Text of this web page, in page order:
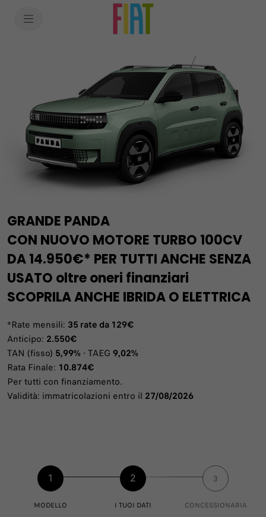
GRANDE PANDA
CON NUOVO MOTORE TURBO 100CV
DA 14.950€* PER TUTTI ANCHE SENZA
USATO oltre oneri finanziari
SCOPRILA ANCHE IBRIDA O ELETTRICA
*Rate mensili: 35 rate da 129€
Anticipo: 2.550€
TAN (fisso) 5,99% - TAEG 9,02%
Rata Finale: 10.874€
Per tutti con finanziamento.
Validità: immatricolazioni entro il 27/08/2026
1
MODELLO
2
I TUOI DATI
3
CONCESSIONARIA